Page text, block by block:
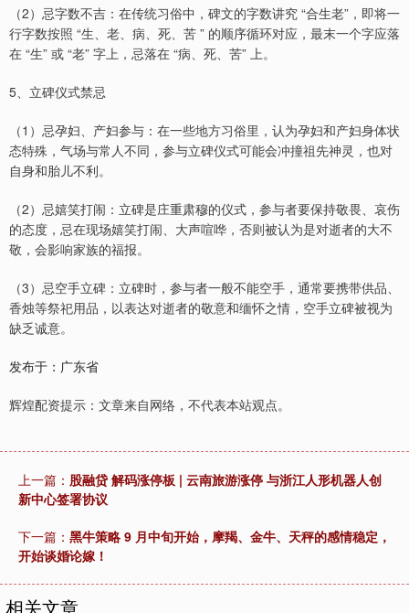
（2）忌字数不吉：在传统习俗中，碑文的字数讲究 “合生老”，即将一
行字数按照 “生、老、病、死、苦 ” 的顺序循环对应，最末一个字应落
在 “生” 或 “老” 字上，忌落在 “病、死、苦” 上。
5、立碑仪式禁忌
（1）忌孕妇、产妇参与：在一些地方习俗里，认为孕妇和产妇身体状
态特殊，气场与常人不同，参与立碑仪式可能会冲撞祖先神灵，也对
自身和胎儿不利。
（2）忌嬉笑打闹：立碑是庄重肃穆的仪式，参与者要保持敬畏、哀伤
的态度，忌在现场嬉笑打闹、大声喧哗，否则被认为是对逝者的大不
敬，会影响家族的福报。
（3）忌空手立碑：立碑时，参与者一般不能空手，通常要携带供品、
香烛等祭祀用品，以表达对逝者的敬意和缅怀之情，空手立碑被视为
缺乏诚意。
发布于：广东省
辉煌配资提示：文章来自网络，不代表本站观点。
上一篇： 股融贷 解码涨停板 | 云南旅游涨停 与浙江人形机器人创
新中心签署协议
下一篇： 黑牛策略 9 月中旬开始，摩羯、金牛、天秤的感情稳定，
开始谈婚论嫁！
相关文章